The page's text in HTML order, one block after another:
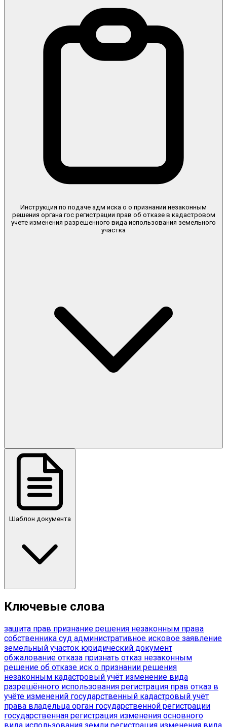
Инструкция по подаче адм иска о о признании незаконным
решения органа гос регистрации прав об отказе в кадастровом
учете изменения разрешенного вида использования земельного
участка
Шаблон документа
Ключевые слова
защита прав признание решения незаконным права
собственника суд административное исковое заявление
земельный участок юридический документ
обжалование отказа признать отказ незаконным
решение об отказе иск о признании решения
незаконным кадастровый учёт изменение вида
разрешённого использования регистрация прав отказ в
учёте изменений государственный кадастровый учёт
права владельца орган государственной регистрации
государственная регистрация изменения основного
вида использования земли регистрация изменения вида